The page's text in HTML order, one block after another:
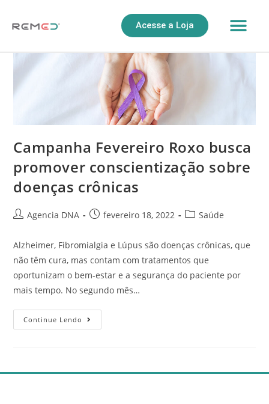
Acesse a Loja
Campanha Fevereiro Roxo busca
promover conscientização sobre
doenças crônicas
Agencia DNA fevereiro 18, 2022 Saúde
Alzheimer, Fibromialgia e Lúpus são doenças crônicas, que
não têm cura, mas contam com tratamentos que
oportunizam o bem-estar e a segurança do paciente por
mais tempo. No segundo mês…
Continue Lendo